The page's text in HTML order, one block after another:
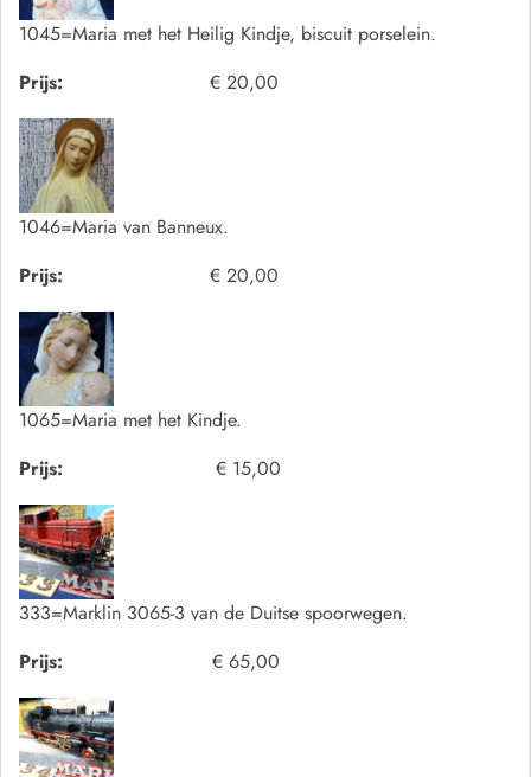
1045=Maria met het Heilig Kindje, biscuit porselein.
Prijs:
€ 20,00
1046=Maria van Banneux.
Prijs:
€ 20,00
1065=Maria met het Kindje.
Prijs:
€ 15,00
333=Marklin 3065-3 van de Duitse spoorwegen.
Prijs:
€ 65,00